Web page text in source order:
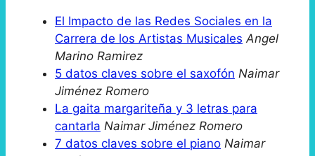
El Impacto de las Redes Sociales en la
Carrera de los Artistas Musicales Angel
Marino Ramirez
5 datos claves sobre el saxofón Naimar
Jiménez Romero
La gaita margariteña y 3 letras para
cantarla Naimar Jiménez Romero
7 datos claves sobre el piano Naimar